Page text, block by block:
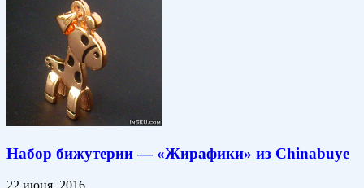
Набор бижутерии — «Жирафики» из Chinabuye
22 июня, 2016